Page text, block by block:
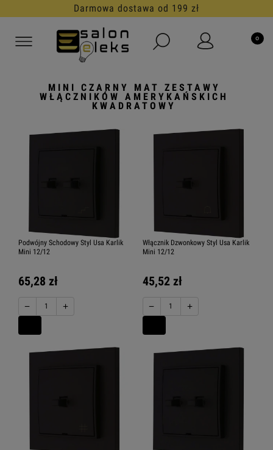
Darmowa dostawa od 199 zł
MINI CZARNY MAT ZESTAWY
WŁĄCZNIKÓW AMERYKAŃSKICH
KWADRATOWY
Podwójny Schodowy Styl Usa Karlik
Mini 12/12
65,28 zł
− +
Włącznik Dzwonkowy Styl Usa Karlik
Mini 12/12
45,52 zł
− +